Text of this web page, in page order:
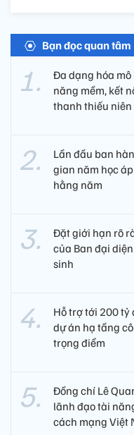
Bạn đọc quan tâm
Đa dạng hóa
năng mềm, kết
thanh thiếu niên
Lần đầu ban
gian năm học
hằng năm
Đặt giới hạn rõ
của Ban đại
sinh
Hỗ trợ tới 200 tỷ
dự án hạ tầng
trọng điểm
Đồng chí Lê
lãnh đạo tài
cách mạng Việt